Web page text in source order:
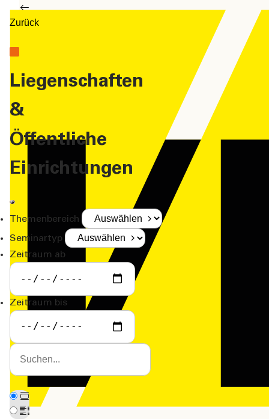
Zurück
Liegenschaften
&
Öffentliche
Einrichtungen
Themenbereich
Seminartyp
Zeitraum ab
Zeitraum bis